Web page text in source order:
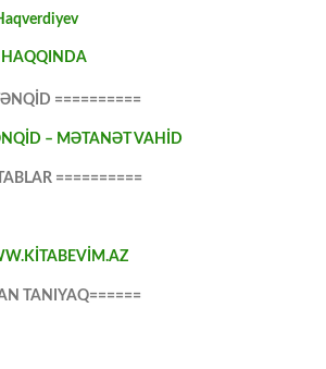
HAQQINDA
==========
– MƏTANƏT VAHİD
==========
TANIYAQ======